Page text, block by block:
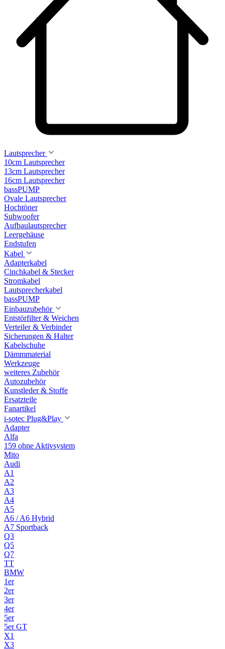
Lautsprecher
10cm Lautsprecher
13cm Lautsprecher
16cm Lautsprecher
bassPUMP
Ovale Lautsprecher
Hochtöner
Subwoofer
Aufbaulautsprecher
Leergehäuse
Endstufen
Kabel
Adapterkabel
Cinchkabel & Stecker
Stromkabel
Lautsprecherkabel
bassPUMP
Einbauzubehör
Entstörfilter & Weichen
Verteiler & Verbinder
Sicherungen & Halter
Kabelschuhe
Dämmmaterial
Werkzeuge
weiteres Zubehör
Autozubehör
Kunstleder & Stoffe
Ersatzteile
Fanartikel
i-sotec Plug&Play
Adapter
Alfa
159 ohne Aktivsystem
Mito
Audi
A1
A2
A3
A4
A5
A6 / A6 Hybrid
A7 Sportback
Q3
Q5
Q7
TT
BMW
1er
2er
3er
4er
5er
5er GT
X1
X3